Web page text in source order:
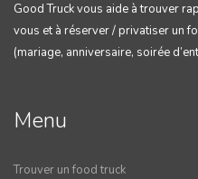
Good Truck vous aide à trouver
vous et à réserver / privatiser un
(mariage, anniversaire, soirée
Menu
Trouver un food truck